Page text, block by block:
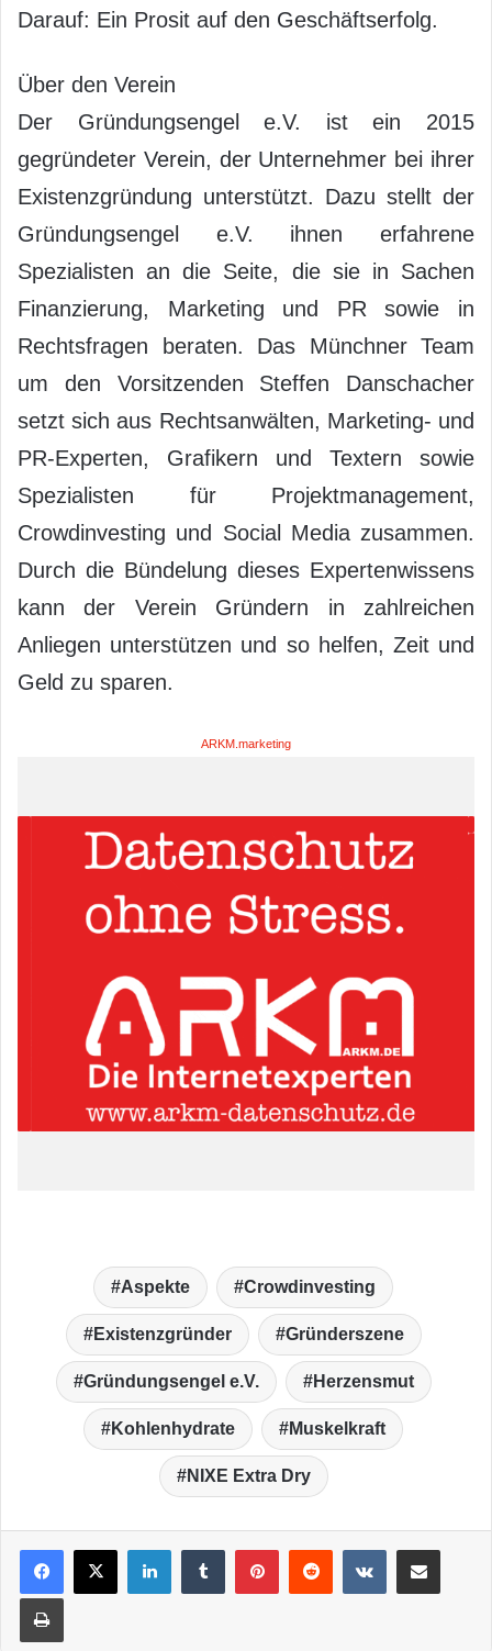
Darauf: Ein Prosit auf den Geschäftserfolg.
Über den Verein
Der Gründungsengel e.V. ist ein 2015
gegründeter Verein, der Unternehmer bei ihrer
Existenzgründung unterstützt. Dazu stellt der
Gründungsengel e.V. ihnen erfahrene
Spezialisten an die Seite, die sie in Sachen
Finanzierung, Marketing und PR sowie in
Rechtsfragen beraten. Das Münchner Team
um den Vorsitzenden Steffen Danschacher
setzt sich aus Rechtsanwälten, Marketing- und
PR-Experten, Grafikern und Textern sowie
Spezialisten für Projektmanagement,
Crowdinvesting und Social Media zusammen.
Durch die Bündelung dieses Expertenwissens
kann der Verein Gründern in zahlreichen
Anliegen unterstützen und so helfen, Zeit und
Geld zu sparen.
ARKM.marketing
Aspekte Crowdinvesting
Existenzgründer Gründerszene
Gründungsengel e.V. Herzensmut
Kohlenhydrate Muskelkraft
NIXE Extra Dry
LinkedIn VKontakte
Drucken